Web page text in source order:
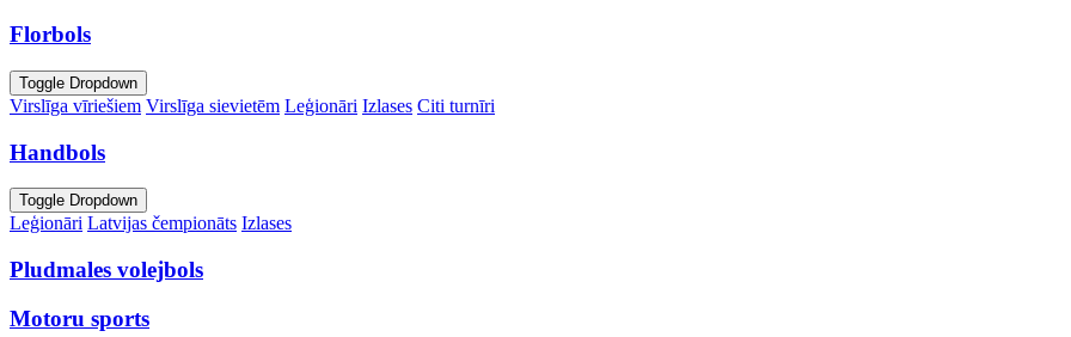
Florbols
Toggle Dropdown
Virslīga vīriešiem Virslīga sievietēm Leģionāri Izlases Citi turnīri
Handbols
Toggle Dropdown
Leģionāri Latvijas čempionāts Izlases
Pludmales volejbols
Motoru sports